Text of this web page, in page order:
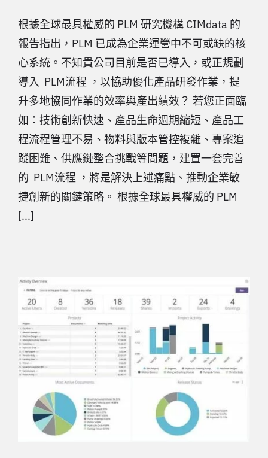
根據全球最具權威的 PLM 研究機構 CIMdata 的
報告指出，PLM 已成為企業運營中不可或缺的核
心系統。不知貴公司目前是否已導入，或正規劃
導入 PLM流程 ，以協助優化產品研發作業，提
升多地協同作業的效率與產出績效？ 若您正面臨
如：技術創新快速、產品生命週期縮短、產品工
程流程管理不易、物料與版本管控複雜、專案追
蹤困難、供應鏈整合挑戰等問題，建置一套完善
的 PLM流程 ，將是解決上述痛點、推動企業敏
捷創新的關鍵策略。 根據全球最具權威的 PLM
[...]